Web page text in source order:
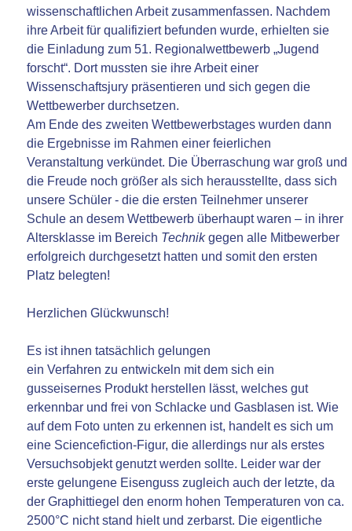
wissenschaftlichen Arbeit zusammenfassen. Nachdem
ihre Arbeit für qualifiziert befunden wurde, erhielten sie
die Einladung zum 51. Regionalwettbewerb „Jugend
forscht“. Dort mussten sie ihre Arbeit einer
Wissenschaftsjury präsentieren und sich gegen die
Wettbewerber durchsetzen.
Am Ende des zweiten Wettbewerbstages wurden dann
die Ergebnisse im Rahmen einer feierlichen
Veranstaltung verkündet. Die Überraschung war groß und
die Freude noch größer als sich herausstellte, dass sich
unsere Schüler - die die ersten Teilnehmer unserer
Schule an desem Wettbewerb überhaupt waren – in ihrer
Altersklasse im Bereich Technikgegen alle Mitbewerber
erfolgreich durchgesetzt hatten und somit den ersten
Platz belegten!
Herzlichen Glückwunsch!
Es ist ihnen tatsächlich gelungen
ein Verfahren zu entwickeln mit dem sich ein
gusseisernes Produkt herstellen lässt, welches gut
erkennbar und frei von Schlacke und Gasblasen ist. Wie
auf dem Foto unten zu erkennen ist, handelt es sich um
eine Sciencefiction-Figur, die allerdings nur als erstes
Versuchsobjekt genutzt werden sollte. Leider war der
erste gelungene Eisenguss zugleich auch der letzte, da
der Graphittiegel den enorm hohen Temperaturen von ca.
2500°C nicht stand hielt und zerbarst. Die eigentliche